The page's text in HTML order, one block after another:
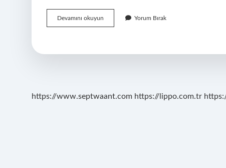
Devamını okuyun
Hangi
Yorum Bırak
https://www.septwaant.com https://lippo.com.tr